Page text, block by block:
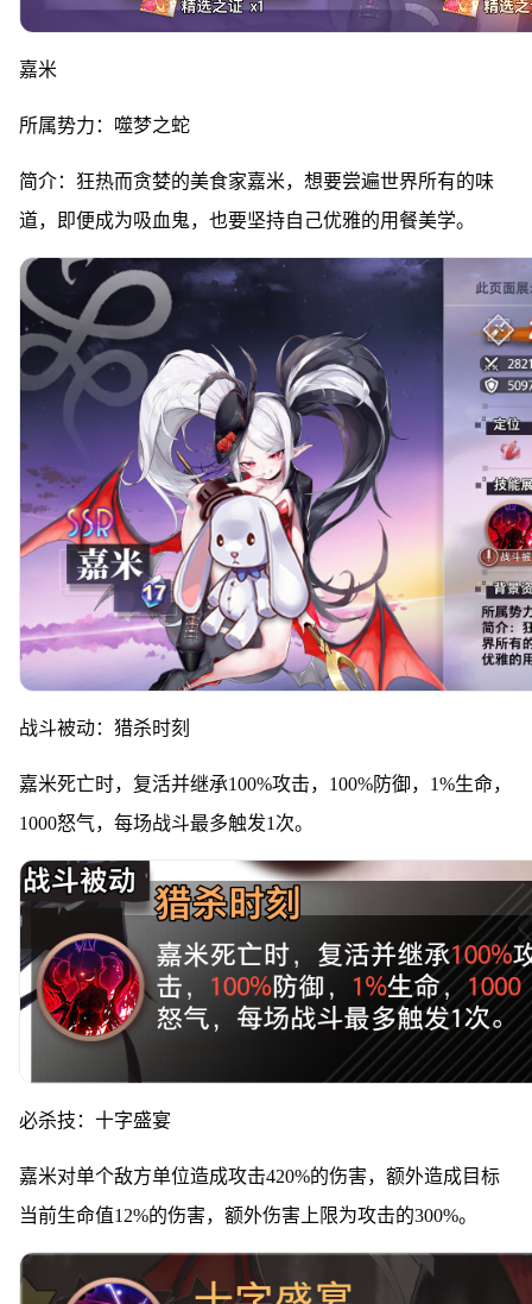
嘉米
所属势力：噬梦之蛇
简介：狂热而贪婪的美食家嘉米，想要尝遍世界所有的味
道，即便成为吸血鬼，也要坚持自己优雅的用餐美学。
战斗被动：猎杀时刻
嘉米死亡时，复活并继承100%攻击，100%防御，1%生命，
1000怒气，每场战斗最多触发1次。
必杀技：十字盛宴
嘉米对单个敌方单位造成攻击420%的伤害，额外造成目标
当前生命值12%的伤害，额外伤害上限为攻击的300%。